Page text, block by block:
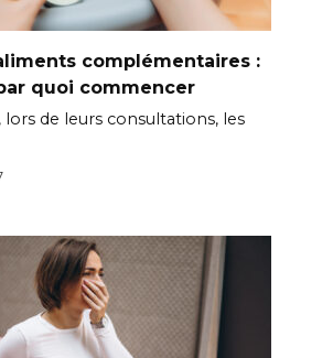
complémentaires :
quoi commencer
lors de leurs consultations, les